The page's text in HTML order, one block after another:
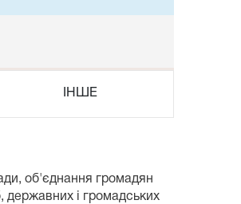
ІНШЕ
об'єднання громадян
державних і громадських